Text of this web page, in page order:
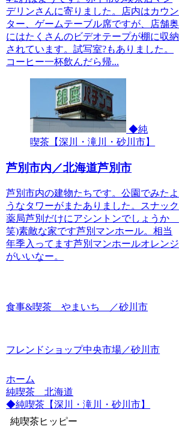
デリンさんに寄りました。店内はカウン
ター、ゲームテーブル席ですが、店舗奥
にはたくさんのビデオテープが棚に収納
されています。試写室?もありました。
コーヒー一杯飲んだら帰...
◆純
喫茶【深川・滝川・砂川市】
芦別市内／北海道芦別市
芦別市内の建物たちです。公園でみたよ
うなタワーがまたありました。スナック
薬局芦別だけにアシントンでしょうか
笑)素敵な家です芦別マンホール。相当
年季入ってます芦別マンホールオレンジ
がいいなー。
食事&喫茶 やまいち ／砂川市
フレンドショップ中央市場／砂川市
ホーム
純喫茶 北海道
◆純喫茶【深川・滝川・砂川市】
純喫茶ヒッピー